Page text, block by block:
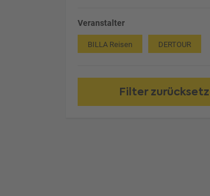
Veranstalter
BILLA Reisen DERTOUR
Filter